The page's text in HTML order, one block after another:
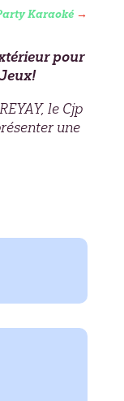
Karaoké →
pour
le Cjp
une